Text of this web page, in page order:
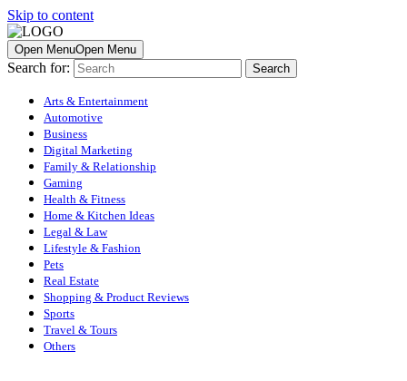
Skip to content
Open MenuOpen Menu
Search for:
Arts & Entertainment
Automotive
Business
Digital Marketing
Family & Relationship
Gaming
Health & Fitness
Home & Kitchen Ideas
Legal & Law
Lifestyle & Fashion
Pets
Real Estate
Shopping & Product Reviews
Sports
Travel & Tours
Others